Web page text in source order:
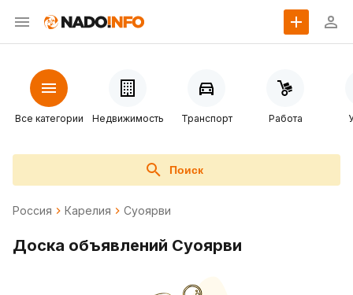
Все категории Недвижимость Транспорт Работа
Поиск
Россия Карелия Суоярви
Доска объявлений Суоярви